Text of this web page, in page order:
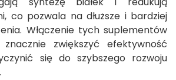
co pozwala na dłuższe i bardziej
Włączenie tych suplementów
zwiększyć efektywność
się do szybszego rozwoju